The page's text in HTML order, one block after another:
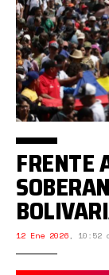
FRENTE
12 Ene 2026, 10:52